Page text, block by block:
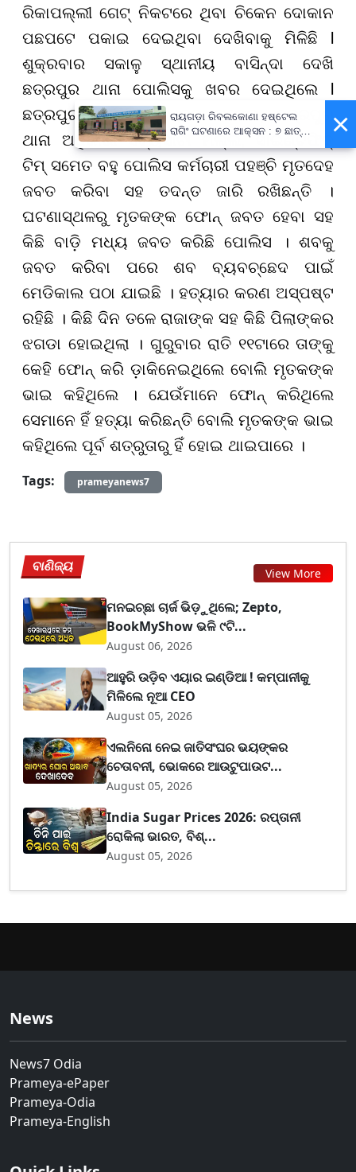
ରିକାପଲ୍ଲୀ ଗେଟ୍ ନିକଟରେ ଥିବା ଚିକେନ ଦୋକାନ
ପଛପଟେ ପକାଇ ଦେଇଥିବା ଦେଖିବାକୁ ମିଳିଛି l
ଶୁକ୍ରବାର ସକାଳୁ ସ୍ଥାନୀୟ ବାସିନ୍ଦା ଦେଖି
ଛତ୍ରପୁର ଥାନା ପୋଲିସକୁ ଖବର ଦେଇଥିଲେ l
ଛତ୍ରପୁର ଏସଡ଼ିପିଓ ଚନ୍ଦନ ଘଡେଇ, ଛତ୍ରପୁର
ଥାନା ଅଧିକାରୀ ସବ୍ୟସାଚୀ ମଲ୍ଲ, ସାଇଣ୍ଟିଫିକ୍
ଟିମ୍ ସମେତ ବହୁ ପୋଲିସ କର୍ମଚାରୀ ପହଞ୍ଚି ମୃତଦେହ
ଜବତ କରିବା ସହ ତଦନ୍ତ ଜାରି ରଖିଛନ୍ତି ।
ଘଟଣାସ୍ଥଳରୁ ମୃତକଙ୍କ ଫୋନ୍ ଜବତ ହେବା ସହ
କିଛି ବାଡ଼ି ମଧ୍ୟ ଜବତ କରିଛି ପୋଲିସ । ଶବକୁ
ଜବତ କରିବା ପରେ ଶବ ବ୍ୟବଚ୍ଛେଦ ପାଇଁ
ମେଡିକାଲ ପଠା ଯାଇଛି । ହତ୍ୟାର କରଣ ଅସ୍ପଷ୍ଟ
ରହିଛି । କିଛି ଦିନ ତଳେ ରାଜାଙ୍କ ସହ କିଛି ପିଲାଙ୍କର
ଝଗଡା ହୋଇଥିଲା । ଗୁରୁବାର ରାତି ୧୧ଟାରେ ତାଙ୍କୁ
କେହି ଫୋନ୍ କରି ଡ଼ାକିନେଇଥିଲେ ବୋଲି ମୃତକଙ୍କ
ଭାଇ କହିଥିଲେ । ଯେଉଁମାନେ ଫୋନ୍ କରିଥିଲେ
ସେମାନେ ହିଁ ହତ୍ୟା କରିଛନ୍ତି ବୋଲି ମୃତକଙ୍କ ଭାଇ
କହିଥିଲେ ପୂର୍ବ ଶତ୍ରୁତାରୁ ହିଁ ହୋଇ ଥାଇପାରେ ।
Tags:
prameyanews7
ବାଣିଜ୍ୟ View More
ମନଇଚ୍ଛା ଚାର୍ଜ ଭିଡ଼ୁଥିଲେ; Zepto,
BookMyShow ଭଳି ୯ଟି...
August 06, 2026
ଆହୁରି ଉଡ଼ିବ ଏୟାର ଇଣ୍ଡିଆ ! କମ୍ପାନୀକୁ
ମିଳିଲେ ନୂଆ CEO
August 05, 2026
ଏଲନିନୋ ନେଇ ଜାତିସଂଘର ଭୟଙ୍କର
ଚେତାବନୀ, ଭୋକରେ ଆଉଟୁପାଉଟ...
August 05, 2026
India Sugar Prices 2026: ରପ୍ତାନୀ
ରୋକିଲା ଭାରତ, ବିଶ୍...
August 05, 2026
News
News7 Odia
Prameya-ePaper
Prameya-Odia
Prameya-English
×
ରାୟଗଡ଼ା ରିବଲକୋଣା ହଷ୍ଟେଲ
ରାଗିଂ ଘଟଣାରେ ଆକ୍ସନ : ୭ ଛାତ୍ର
ନୋଟିସ୍